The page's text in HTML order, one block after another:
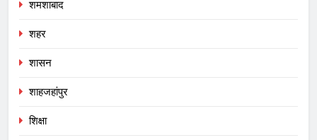
शमशाबाद
शहर
शासन
शाहजहांपुर
शिक्षा